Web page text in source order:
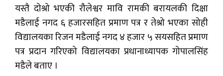
यस्तै दोश्रो भएकी रौलेश्वर मावि रामकी बरायलकी दिक्षा
मडैलाई नगद ६ हजारसहित प्रमाण पत्र र तेश्रो भएका सोही
विद्यालयका रिजन मडैलाई नगद ४ हजार ५ सयसहित प्रमाण
पत्र प्रदान गरिएको विद्यालयका प्रधानाध्यापक गोपालसिंह
मडैले बताए ।